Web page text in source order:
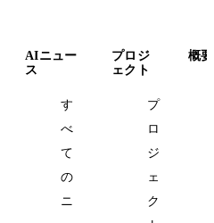
AIニュー
ス
す
べ
て
の
ニ
プロジ
ェクト
プ
ロ
ジ
ェ
ク
概要